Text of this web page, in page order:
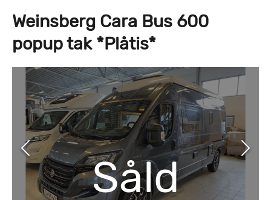
Weinsberg Cara Bus 600
popup tak *Plåtis*
Såld